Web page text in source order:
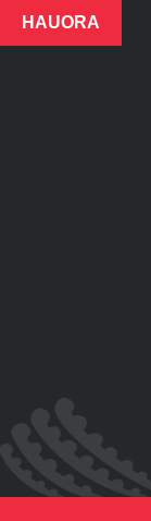
HAUORA